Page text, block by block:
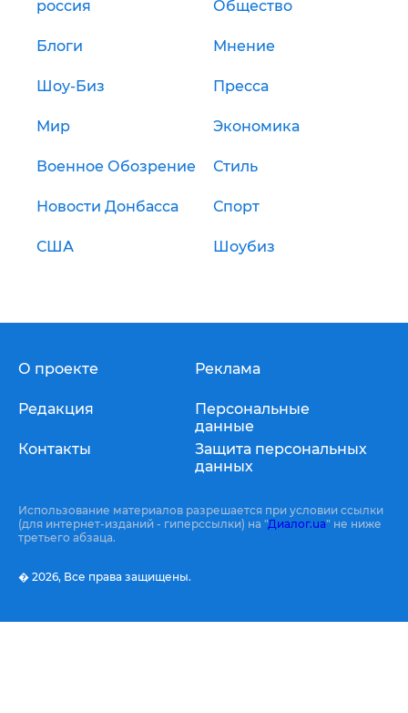
россия Общество
Блоги Мнение
Шоу-Биз Пресса
Мир Экономика
Военное Обозрение Стиль
Новости Донбасса Спорт
США Шоубиз
О проекте
Редакция
Контакты
Реклама
Персональные
данные
Защита персональных
данных
Использование материалов разрешается при условии ссылки
(для интернет-изданий - гиперссылки) на "Диалог.ua" не ниже
третьего абзаца.
� 2026, Все права защищены.